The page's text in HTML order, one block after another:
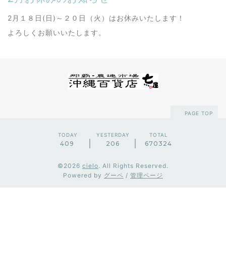
2月１８日(日)～２０日（火）はお休みいたします！
よろしくお願いいたします。
PAGE TOP
TODAY
409
YESTERDAY
206
TOTAL
670324
©2026 cielo. All Rights Reserved.
Powered by グーペ / 管理ページ